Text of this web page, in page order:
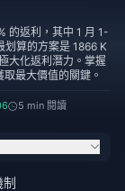
的返利，其中 1 月 1-
划算的方案是 1866 K
大化返利潛力。掌握
最大價值的關鍵。
5 min 閱讀
制